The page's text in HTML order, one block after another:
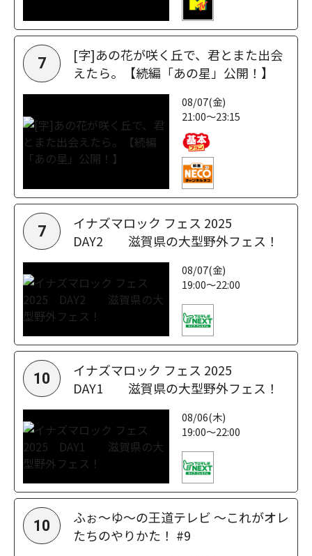
7
[字]あの花が咲く丘で、君とまた出会
えたら。【続編「あの星」公開！】
08/07(金)
21:00～23:15
7
イナズマロック フェス 2025
DAY2 滋賀県の大型野外フェス！
08/07(金)
19:00～22:00
10
イナズマロック フェス 2025
DAY1 滋賀県の大型野外フェス！
08/06(木)
19:00～22:00
10
ふぉ～ゆ～の王道テレビ ～これがオレ
たちのやりかた！ #9